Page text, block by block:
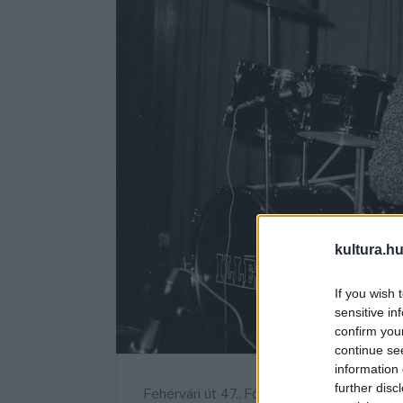
If you wish
sensitive
confirm
continue
information
further
Fehérvári út 47., Fővárosi Művelődési